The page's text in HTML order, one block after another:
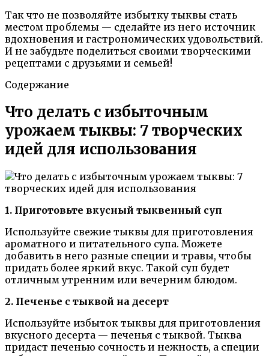
Так что не позволяйте избытку тыквы стать
местом проблемы — сделайте из него источник
вдохновения и гастрономических удовольствий.
И не забудьте поделиться своими творческими
рецептами с друзьями и семьей!
Содержание
Что делать с избыточным
урожаем тыквы: 7 творческих
идей для использования
1. Приготовьте вкусный тыквенный суп
Используйте свежие тыквы для приготовления
ароматного и питательного супа. Можете
добавить в него разные специи и травы, чтобы
придать более яркий вкус. Такой суп будет
отличным утренним или вечерним блюдом.
2. Печенье с тыквой на десерт
Используйте избыток тыквы для приготовления
вкусного десерта — печенья с тыквой. Тыква
придаст печенью сочность и нежность, а специи